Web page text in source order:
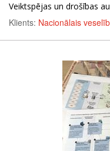
Veiktspējas un drošības
Klients: Nacionālais